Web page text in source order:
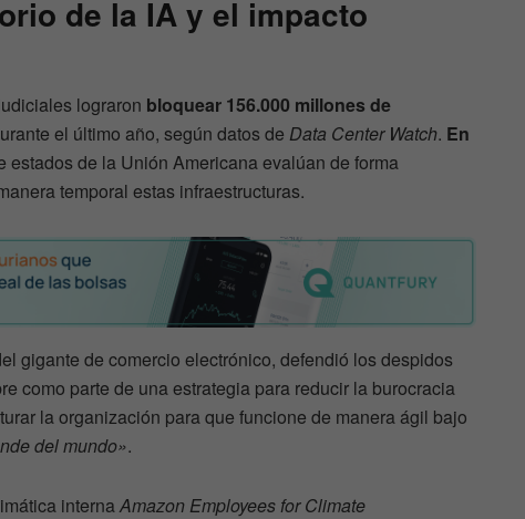
de la IA y el impacto
lograron bloquear 156.000 millones de
el último año, según datos de Data Center Watch. En
estados de la Unión Americana evalúan de forma
temporal estas infraestructuras.
gigante de comercio electrónico, defendió los despidos
como parte de una estrategia para reducir la burocracia
la organización para que funcione de manera ágil bajo
del mundo».
interna Amazon Employees for Climate